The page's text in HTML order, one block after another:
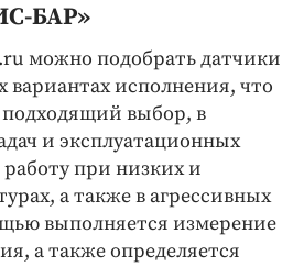
БАР»
можно подобрать датчики
вариантах исполнения, что
подходящий выбор, в
и эксплуатационных
при низких и
а также в агрессивных
выполняется измерение
а также определяется